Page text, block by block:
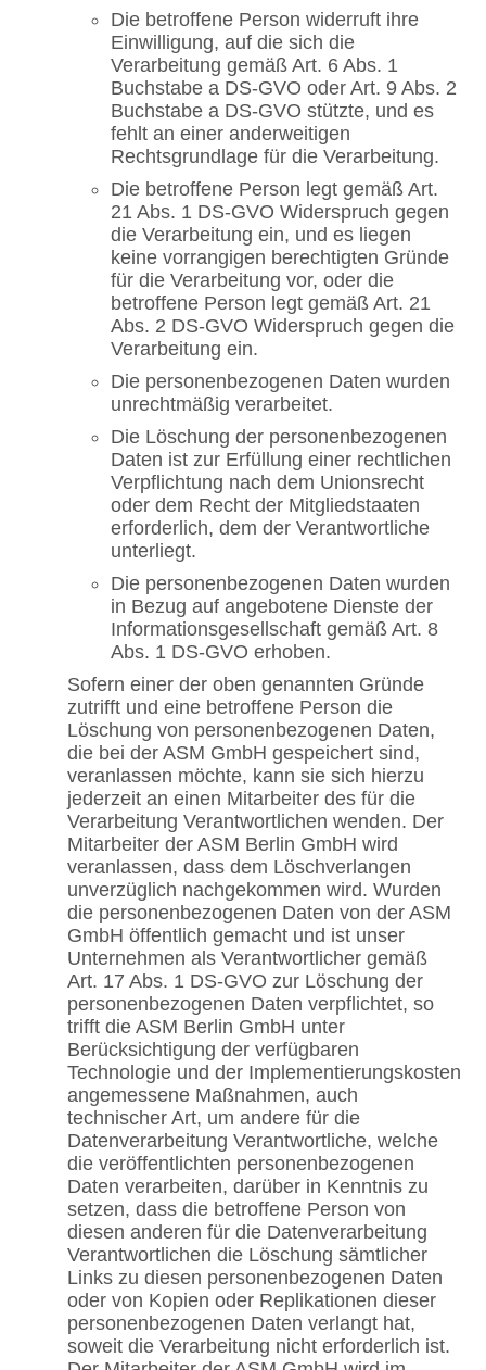
Die betroffene Person widerruft ihre
Einwilligung, auf die sich die
Verarbeitung gemäß Art. 6 Abs. 1
Buchstabe a DS-GVO oder Art. 9 Abs. 2
Buchstabe a DS-GVO stützte, und es
fehlt an einer anderweitigen
Rechtsgrundlage für die Verarbeitung.
Die betroffene Person legt gemäß Art.
21 Abs. 1 DS-GVO Widerspruch gegen
die Verarbeitung ein, und es liegen
keine vorrangigen berechtigten Gründe
für die Verarbeitung vor, oder die
betroffene Person legt gemäß Art. 21
Abs. 2 DS-GVO Widerspruch gegen die
Verarbeitung ein.
Die personenbezogenen Daten wurden
unrechtmäßig verarbeitet.
Die Löschung der personenbezogenen
Daten ist zur Erfüllung einer rechtlichen
Verpflichtung nach dem Unionsrecht
oder dem Recht der Mitgliedstaaten
erforderlich, dem der Verantwortliche
unterliegt.
Die personenbezogenen Daten wurden
in Bezug auf angebotene Dienste der
Informationsgesellschaft gemäß Art. 8
Abs. 1 DS-GVO erhoben.
Sofern einer der oben genannten Gründe
zutrifft und eine betroffene Person die
Löschung von personenbezogenen Daten,
die bei der ASM GmbH gespeichert sind,
veranlassen möchte, kann sie sich hierzu
jederzeit an einen Mitarbeiter des für die
Verarbeitung Verantwortlichen wenden. Der
Mitarbeiter der ASM Berlin GmbH wird
veranlassen, dass dem Löschverlangen
unverzüglich nachgekommen wird. Wurden
die personenbezogenen Daten von der ASM
GmbH öffentlich gemacht und ist unser
Unternehmen als Verantwortlicher gemäß
Art. 17 Abs. 1 DS-GVO zur Löschung der
personenbezogenen Daten verpflichtet, so
trifft die ASM Berlin GmbH unter
Berücksichtigung der verfügbaren
Technologie und der Implementierungskosten
angemessene Maßnahmen, auch
technischer Art, um andere für die
Datenverarbeitung Verantwortliche, welche
die veröffentlichten personenbezogenen
Daten verarbeiten, darüber in Kenntnis zu
setzen, dass die betroffene Person von
diesen anderen für die Datenverarbeitung
Verantwortlichen die Löschung sämtlicher
Links zu diesen personenbezogenen Daten
oder von Kopien oder Replikationen dieser
personenbezogenen Daten verlangt hat,
soweit die Verarbeitung nicht erforderlich ist.